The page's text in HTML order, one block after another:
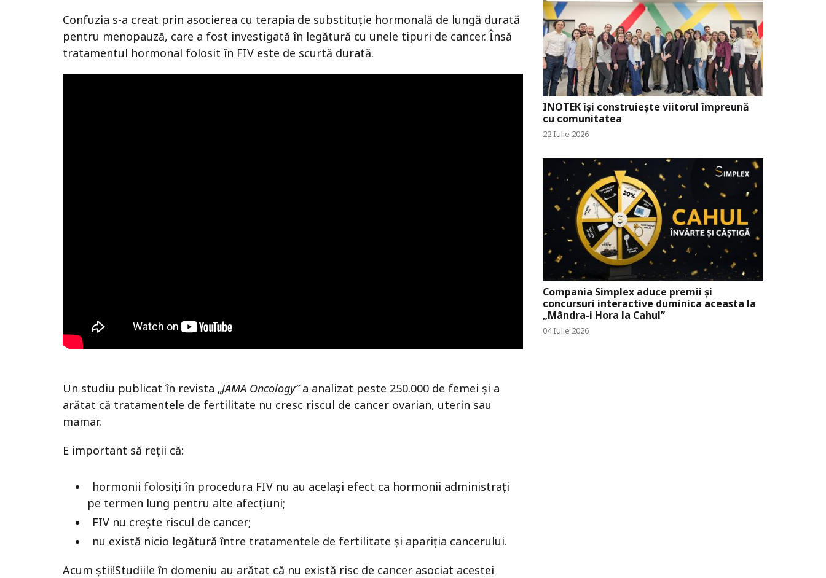
Confuzia s-a creat prin asocierea cu terapia de substituție hormonală de lungă durată
pentru menopauză, care a fost investigată în legătură cu unele tipuri de cancer. Însă
tratamentul hormonal folosit în FIV este de scurtă durată.
Un studiu publicat în revista „JAMA Oncology”a analizat peste 250.000 de femei și a
arătat că tratamentele de fertilitate nu cresc riscul de cancer ovarian, uterin sau
mamar.
E important să reții că:
hormonii folosiți în procedura FIV nu au același efect ca hormonii administrați
pe termen lung pentru alte afecțiuni;
FIV nu crește riscul de cancer;
nu există nicio legătură între tratamentele de fertilitate și apariția cancerului.
Acum știi!Studiile în domeniu au arătat că nu există risc de cancer asociat acestei
INOTEK își construiește viitorul împreună
cu comunitatea
22 Iulie 2026
Compania Simplex aduce premii și
concursuri interactive duminica aceasta la
„Mândra-i Hora la Cahul”
04 Iulie 2026